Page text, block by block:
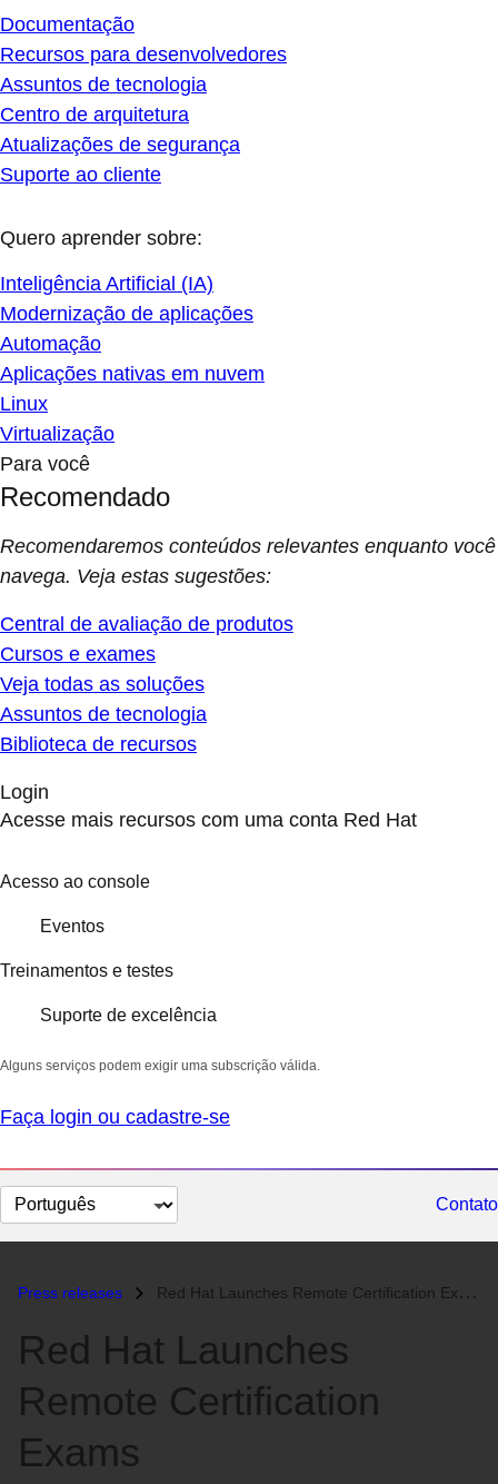
Documentação
Recursos para desenvolvedores
Assuntos de tecnologia
Centro de arquitetura
Atualizações de segurança
Suporte ao cliente
Quero aprender sobre:
Inteligência Artificial (IA)
Modernização de aplicações
Automação
Aplicações nativas em nuvem
Linux
Virtualização
Para você
Recomendado
Recomendaremos conteúdos relevantes enquanto você
navega. Veja estas sugestões:
Central de avaliação de produtos
Cursos e exames
Veja todas as soluções
Assuntos de tecnologia
Biblioteca de recursos
Login
Acesse mais recursos com uma conta Red Hat
Acesso ao console
Eventos
Treinamentos e testes
Suporte de excelência
Alguns serviços podem exigir uma subscrição válida.
Faça login ou cadastre-se
Selecionar
idioma
Contato
Press releases Red Hat Launches Remote Certification Exams...
Red Hat Launches
Remote Certification
Exams